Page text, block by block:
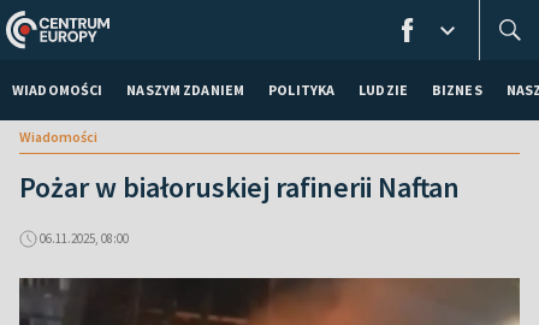
WIADOMOŚCI NASZYM ZDANIEM POLITYKA LUDZIE BIZNES
Wiadomości
Pożar w białoruskiej rafinerii Naftan
06.11.2025, 08:00